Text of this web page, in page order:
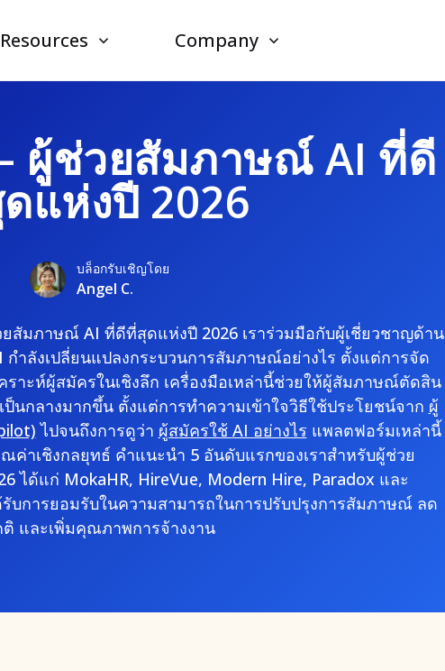
Resources Company
ผู้ช่วยสัมภาษณ์ AI ที่ดี
แห่งปี 2026
บล็อกรับเชิญโดย
Angel C.
สัมภาษณ์ AI ที่ดีที่สุดแห่งปี 2026 เราร่วมมือกับผู้เชี่ยวชาญด้าน
กำลังเปลี่ยนแปลงกระบวนการสัมภาษณ์อย่างไร ตั้งแต่การจัด
ราะห์ผู้สมัครในเชิงลึก เครื่องมือเหล่านี้ช่วยให้ผู้สัมภาษณ์ตัดสิน
นกลางมากขึ้น ตั้งแต่การทำความเข้าใจวิธีใช้ประโยชน์จาก ผู้
ไปจนถึงการดูว่า ผู้สมัครใช้ AI อย่างไร แพลตฟอร์มเหล่านี้
าเชิงกลยุทธ์ คำแนะนำ 5 อันดับแรกของเราสำหรับผู้ช่วย
ได้แก่ MokaHR, HireVue, Modern Hire, Paradox และ
บการยอมรับในความสามารถในการปรับปรุงการสัมภาษณ์ ลด
และเพิ่มคุณภาพการจ้างงาน